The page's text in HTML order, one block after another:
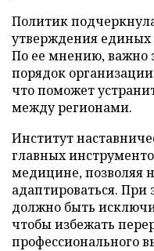
Политик
утверждения единых
По ее мнению, важно
порядок
что поможет
между регионами.
Институт
главных
медицине, позволяя
адаптироваться. При
должно быть
чтобы избежать
профессионального